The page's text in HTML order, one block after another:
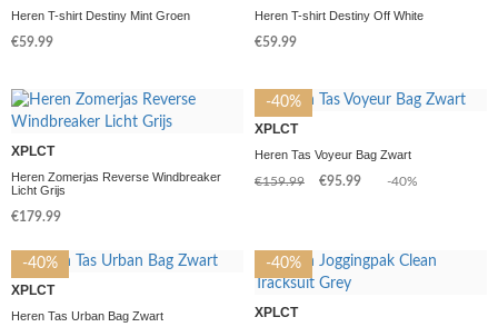
Heren T-shirt Destiny Mint Groen
€59.99
Heren T-shirt Destiny Off White
€59.99
XPLCT
Heren Zomerjas Reverse Windbreaker
Licht Grijs
€179.99
-40%
XPLCT
Heren Tas Voyeur Bag Zwart
€159.99
€95.99 -40%
-40%
XPLCT
Heren Tas Urban Bag Zwart
-40%
XPLCT